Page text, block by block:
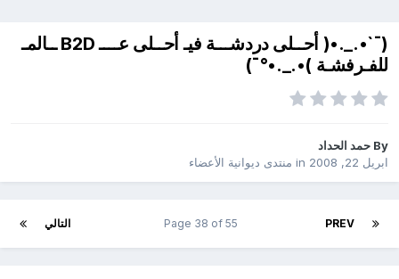
(¯`•._.•( أحــلى دردشـــة فيـ أحــلى عــــ B2D ــالمـ
للفـرفشـة )•._.•°¯)
By حمد الحداد
ابريل 22, 2008
in منتدى ديوانية الأعضاء
PREV التالي Page 38 of 55